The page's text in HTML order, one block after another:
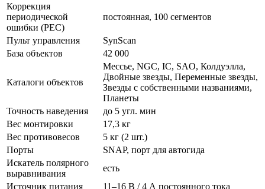
Коррекция
периодической
ошибки (PEC)
постоянная, 100 сегментов
Пульт управления
SynScan
База объектов
42 000
Каталоги объектов
Мессье, NGC, IC, SAO, Колдуэлла,
Двойные звезды, Переменные звезды,
Звезды с собственными названиями,
Планеты
Точность наведения
до 5 угл. мин
Вес монтировки
17,3 кг
Вес противовесов
5 кг (2 шт.)
Порты
SNAP, порт для автогида
Искатель полярного
выравнивания
есть
Источник питания
11–16 В / 4 А постоянного тока